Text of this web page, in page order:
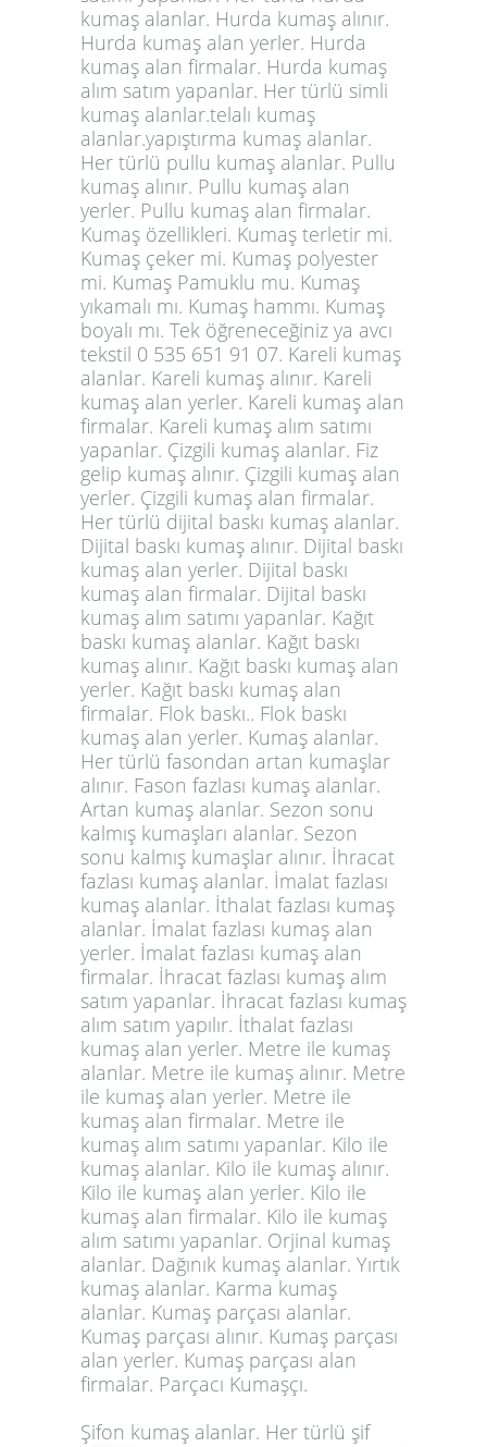
kumaş alanlar. Hurda kumaş alınır.
Hurda kumaş alan yerler. Hurda
kumaş alan firmalar. Hurda kumaş
alım satım yapanlar. Her türlü simli
kumaş alanlar.telalı kumaş
alanlar.yapıştırma kumaş alanlar.
Her türlü pullu kumaş alanlar. Pullu
kumaş alınır. Pullu kumaş alan
yerler. Pullu kumaş alan firmalar.
Kumaş özellikleri. Kumaş terletir mi.
Kumaş çeker mi. Kumaş polyester
mi. Kumaş Pamuklu mu. Kumaş
yıkamalı mı. Kumaş hammı. Kumaş
boyalı mı. Tek öğreneceğiniz ya avcı
tekstil 0 535 651 91 07. Kareli kumaş
alanlar. Kareli kumaş alınır. Kareli
kumaş alan yerler. Kareli kumaş alan
firmalar. Kareli kumaş alım satımı
yapanlar. Çizgili kumaş alanlar. Fiz
gelip kumaş alınır. Çizgili kumaş alan
yerler. Çizgili kumaş alan firmalar.
Her türlü dijital baskı kumaş alanlar.
Dijital baskı kumaş alınır. Dijital baskı
kumaş alan yerler. Dijital baskı
kumaş alan firmalar. Dijital baskı
kumaş alım satımı yapanlar. Kağıt
baskı kumaş alanlar. Kağıt baskı
kumaş alınır. Kağıt baskı kumaş alan
yerler. Kağıt baskı kumaş alan
firmalar. Flok baskı.. Flok baskı
kumaş alan yerler. Kumaş alanlar.
Her türlü fasondan artan kumaşlar
alınır. Fason fazlası kumaş alanlar.
Artan kumaş alanlar. Sezon sonu
kalmış kumaşları alanlar. Sezon
sonu kalmış kumaşlar alınır. İhracat
fazlası kumaş alanlar. İmalat fazlası
kumaş alanlar. İthalat fazlası kumaş
alanlar. İmalat fazlası kumaş alan
yerler. İmalat fazlası kumaş alan
firmalar. İhracat fazlası kumaş alım
satım yapanlar. İhracat fazlası kumaş
alım satım yapılır. İthalat fazlası
kumaş alan yerler. Metre ile kumaş
alanlar. Metre ile kumaş alınır. Metre
ile kumaş alan yerler. Metre ile
kumaş alan firmalar. Metre ile
kumaş alım satımı yapanlar. Kilo ile
kumaş alanlar. Kilo ile kumaş alınır.
Kilo ile kumaş alan yerler. Kilo ile
kumaş alan firmalar. Kilo ile kumaş
alım satımı yapanlar. Orjinal kumaş
alanlar. Dağınık kumaş alanlar. Yırtık
kumaş alanlar. Karma kumaş
alanlar. Kumaş parçası alanlar.
Kumaş parçası alınır. Kumaş parçası
alan yerler. Kumaş parçası alan
firmalar. Parçacı Kumaşçı.
Şifon kumaş alanlar. Her türlü şif